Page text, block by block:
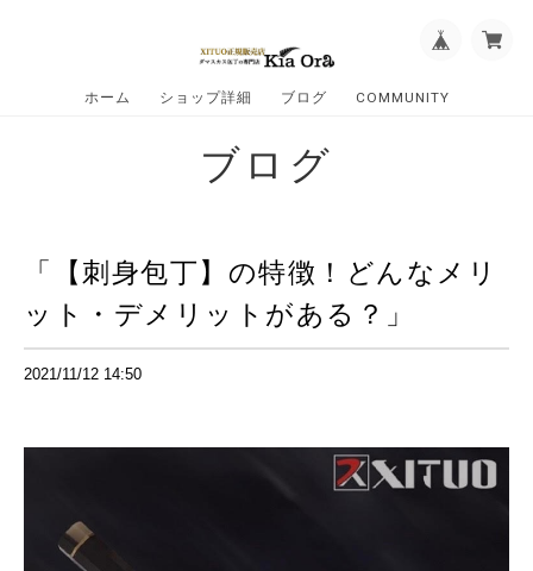
ホーム ショップ詳細 ブログ COMMUNITY
ブログ
「【刺身包丁】の特徴！どんなメリ
ット・デメリットがある？」
2021/11/12 14:50